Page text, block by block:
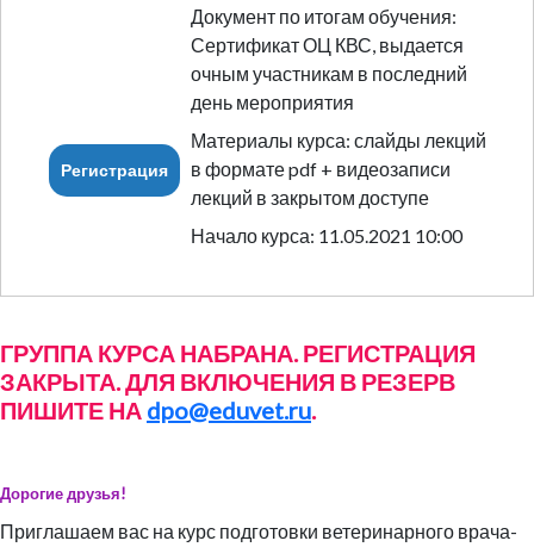
Документ по итогам обучения:
Сертификат ОЦ КВС, выдается
очным участникам в последний
день мероприятия
Материалы курса: слайды лекций
в формате pdf + видеозаписи
лекций в закрытом доступе
Регистрация
Начало курса: 11.05.2021 10:00
ГРУППА КУРСА НАБРАНА. РЕГИСТРАЦИЯ
ЗАКРЫТА. ДЛЯ ВКЛЮЧЕНИЯ В РЕЗЕРВ
ПИШИТЕ НА dpo@eduvet.ru.
Дорогие друзья!
Приглашаем вас на курс подготовки ветеринарного врача-